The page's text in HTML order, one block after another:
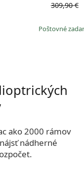
309,90 €
Poštovné
ako 2000 rámov
nádherné